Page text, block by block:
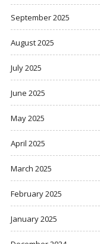
September 2025
August 2025
July 2025
June 2025
May 2025
April 2025
March 2025
February 2025
January 2025